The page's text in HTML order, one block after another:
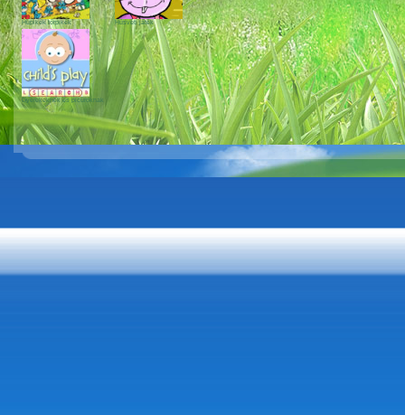
Hupikék törpikék Húsvéti játék
Gyerekeknek és picuroknak